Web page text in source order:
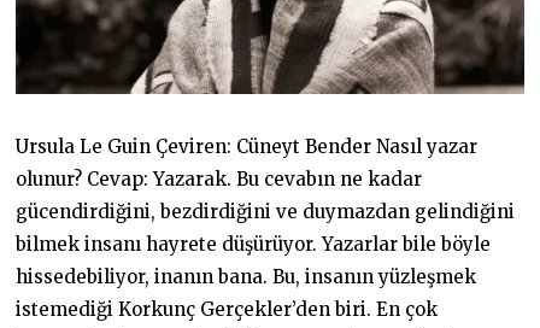
Ursula Le Guin Çeviren: Cüneyt Bender Nasıl yazar
olunur? Cevap: Yazarak. Bu cevabın ne kadar
gücendirdiğini, bezdirdiğini ve duymazdan gelindiğini
bilmek insanı hayrete düşürüyor. Yazarlar bile böyle
hissedebiliyor, inanın bana. Bu, insanın yüzleşmek
istemediği Korkunç Gerçekler’den biri. En çok